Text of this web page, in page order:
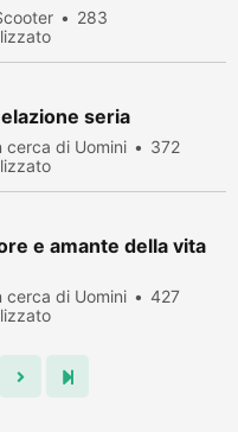
283
seria
cerca di Uomini
372
e amante della vita
cerca di Uomini
427